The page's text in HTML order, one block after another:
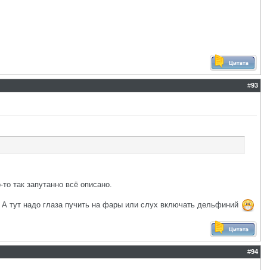
#93
так запутанно всё описано.
тут надо глаза пучить на фары или слух включать дельфиний
#94